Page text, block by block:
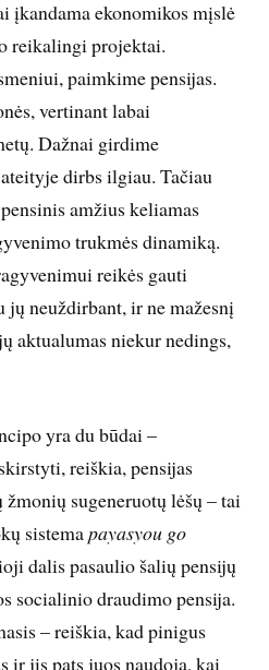
ekonomikos mįslė
reikalingi projektai.
paimkime pensijas.
vertinant labai
Dažnai girdime
dirbs ilgiau. Tačiau
amžius keliamas
truk­mės dinamiką.
reikės gauti
jų neuždirbant, ir ne mažesnį
aktualumas niekur nedings,
yra du būdai –
reiškia, pensijas
sugeneruotų lėšų – tai
sistemapayasyou go
dalis pasaulio šalių pensijų
socialinio draudimo pensija.
– reiškia, kad pinigus
ir jis pats juos naudoja, kai